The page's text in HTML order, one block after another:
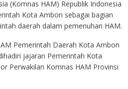
(Komnas HAM) Republik Indonesia
Kota Ambon sebagai bagian
daerah dalam pemenuhan HAM.
Pemerintah Daerah Kota Ambon
jajaran Pemerintah Kota
Perwakilan Komnas HAM Provinsi